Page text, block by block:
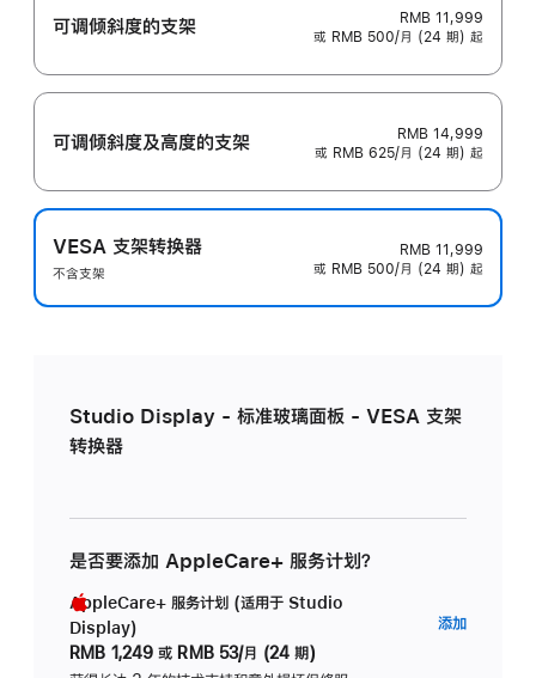
可调倾斜度的支架
RMB 11,999
或 RMB 500/月 (24 期) 起
可调倾斜度及高‍度的支‍架
RMB 14,999
或 RMB 625/月 (24 期) 起
VESA 支架转换器
不含支架
RMB 11,999
或 RMB 500/月 (24 期) 起
Studio Display - 标准玻璃面板 - VESA 支架
转换器
是否要添加 AppleCare+ 服务计划？
AppleCare+ 服务计划 (适用于 Studio
Display)
RMB 1,249 或 RMB 53/月 (24 期)
添加